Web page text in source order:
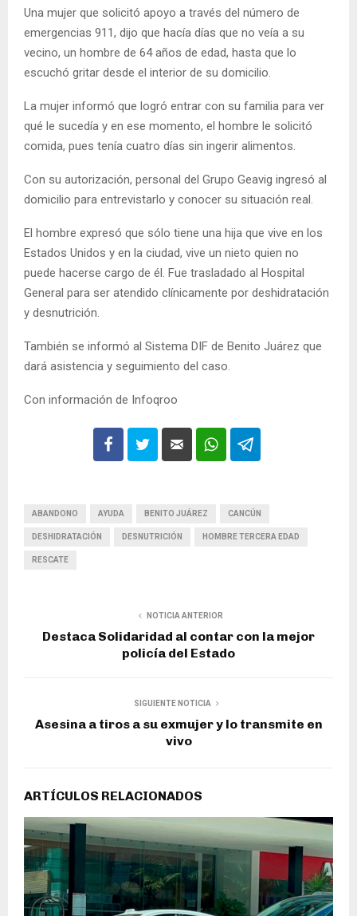
Una mujer que solicitó apoyo a través del número de
emergencias 911, dijo que hacía días que no veía a su
vecino, un hombre de 64 años de edad, hasta que lo
escuchó gritar desde el interior de su domicilio.
La mujer informó que logró entrar con su familia para ver
qué le sucedía y en ese momento, el hombre le solicitó
comida, pues tenía cuatro días sin ingerir alimentos.
Con su autorización, personal del Grupo Geavig ingresó al
domicilio para entrevistarlo y conocer su situación real.
El hombre expresó que sólo tiene una hija que vive en los
Estados Unidos y en la ciudad, vive un nieto quien no
puede hacerse cargo de él. Fue trasladado al Hospital
General para ser atendido clínicamente por deshidratación
y desnutrición.
También se informó al Sistema DIF de Benito Juárez que
dará asistencia y seguimiento del caso.
Con información de Infoqroo
ABANDONO AYUDA BENITO JUÁREZ CANCÚN
DESHIDRATACIÓN DESNUTRICIÓN HOMBRE TERCERA EDAD
RESCATE
NOTICIA ANTERIOR
Destaca Solidaridad al contar con la mejor
policía del Estado
SIGUIENTE NOTICIA
Asesina a tiros a su exmujer y lo transmite en
vivo
ARTÍCULOS RELACIONADOS